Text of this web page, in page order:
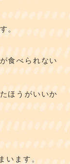
。
食べられない
ほうがいいか
います。